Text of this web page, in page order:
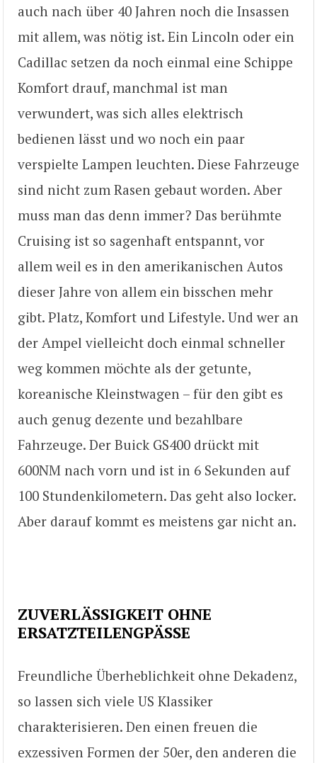
auch nach über 40 Jahren noch die Insassen
mit allem, was nötig ist. Ein Lincoln oder ein
Cadillac setzen da noch einmal eine Schippe
Komfort drauf, manchmal ist man
verwundert, was sich alles elektrisch
bedienen lässt und wo noch ein paar
verspielte Lampen leuchten. Diese Fahrzeuge
sind nicht zum Rasen gebaut worden. Aber
muss man das denn immer? Das berühmte
Cruising ist so sagenhaft entspannt, vor
allem weil es in den amerikanischen Autos
dieser Jahre von allem ein bisschen mehr
gibt. Platz, Komfort und Lifestyle. Und wer an
der Ampel vielleicht doch einmal schneller
weg kommen möchte als der getunte,
koreanische Kleinstwagen – für den gibt es
auch genug dezente und bezahlbare
Fahrzeuge. Der Buick GS400 drückt mit
600NM nach vorn und ist in 6 Sekunden auf
100 Stundenkilometern. Das geht also locker.
Aber darauf kommt es meistens gar nicht an.
ZUVERLÄSSIGKEIT OHNE
ERSATZTEILENGPÄSSE
Freundliche Überheblichkeit ohne Dekadenz,
so lassen sich viele US Klassiker
charakterisieren. Den einen freuen die
exzessiven Formen der 50er, den anderen die